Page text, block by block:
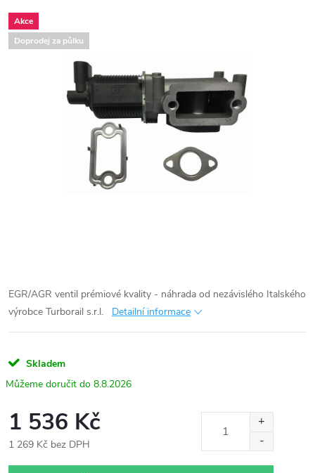
Akce
Doprodej za půlku
EGR/AGR ventil prémiové kvality - náhrada od nezávislého Italského
výrobce Turborail s.r.l.
Detailní informace
Skladem
8.8.2026
1 536 Kč
1 269 Kč bez DPH